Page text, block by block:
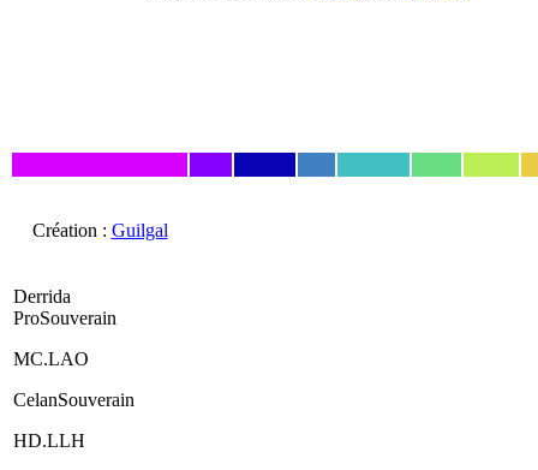
Création : Guilgal
Derrida
ProSouverain
MC.LAO
CelanSouverain
HD.LLH